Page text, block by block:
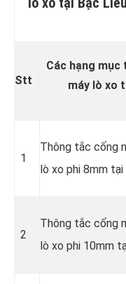
Stt
Các hạng
máy lò xo
1
Thông tắc cống
lò xo phi 8mm tại
2
Thông tắc cống
lò xo phi 10mm